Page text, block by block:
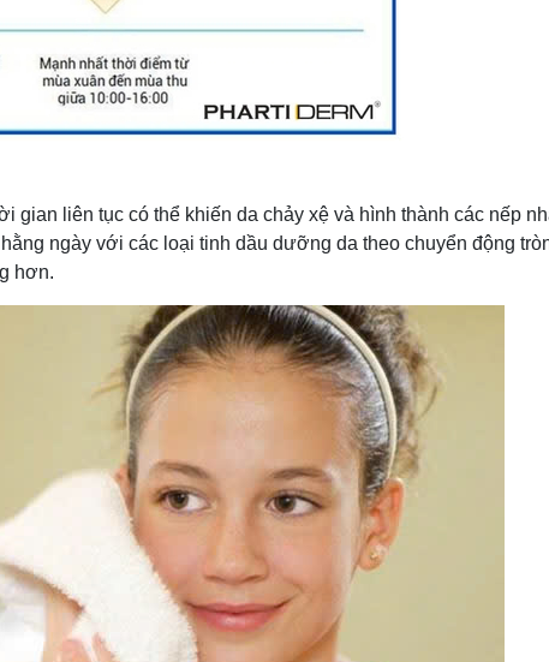
gian liên tục có thể khiến da chảy xệ và hình thành các nếp
ngày với các loại tinh dầu dưỡng da theo chuyển động
hơn.